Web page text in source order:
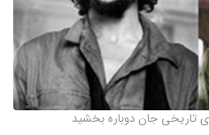
تاریخی جان دوباره بخشید